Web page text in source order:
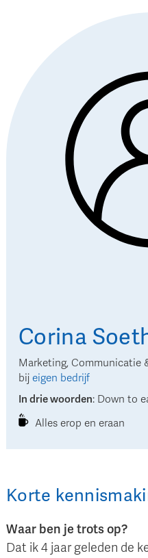
Corina
Marketing, Communicatie
bij eigen bedrijf
In drie woorden: Down to
Alles erop en eraan
Korte
Waar ben je trots op?
Dat ik 4 jaar geleden de